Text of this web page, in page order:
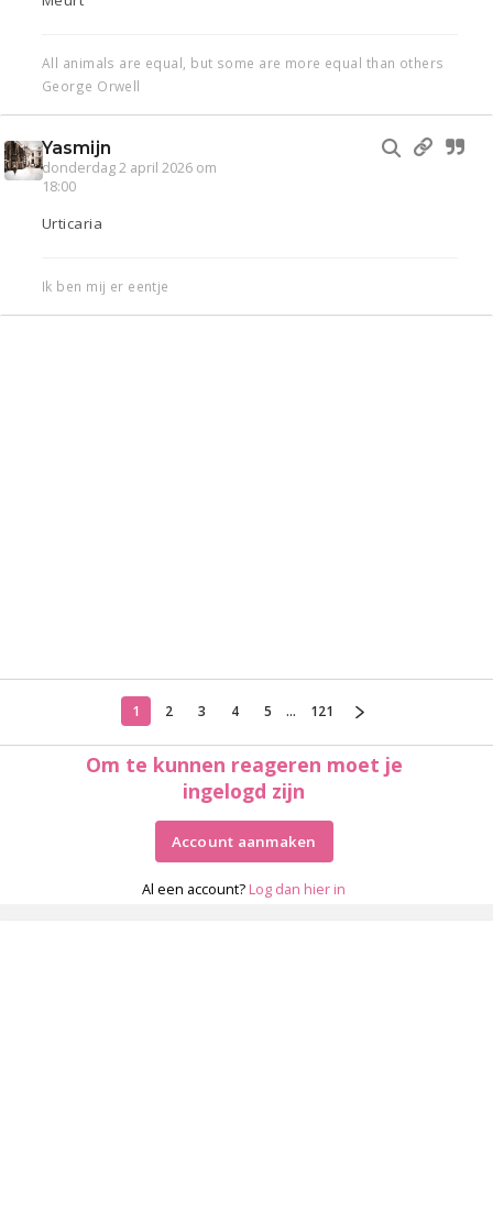
All animals are equal, but some are more equal than others
George Orwell
Yasmijn
donderdag 2 april 2026 om
18:00
Urticaria
Ik ben mij er eentje
1 2 3 4 5 ... 121
Om te kunnen reageren moet je
ingelogd zijn
Account aanmaken
Al een account? Log dan hier in